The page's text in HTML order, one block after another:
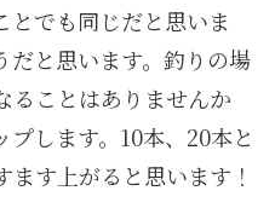
とでも同じだと思いま
だと思います。釣りの場
ることはありませんか
プします。10本、20本と
す上がると思います！